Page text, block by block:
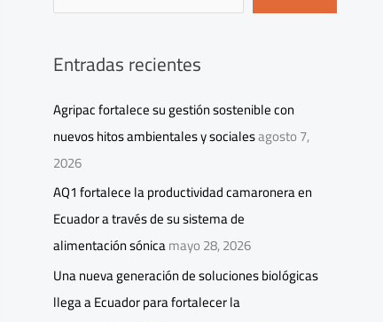
Entradas recientes
Agripac fortalece su gestión sostenible con
nuevos hitos ambientales y socialesagosto 7,
2026
AQ1 fortalece la productividad camaronera en
Ecuador a través de su sistema de
alimentación sónicamayo 28, 2026
Una nueva generación de soluciones biológicas
llega a Ecuador para fortalecer la